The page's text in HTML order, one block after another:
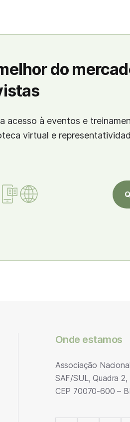
do
acesso à eventos e
virtual e
Onde estamos
Associação
SAF/SUL, Quadra
CEP 70070-600 –